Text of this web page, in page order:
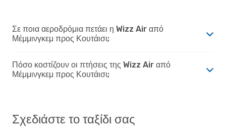
Σε ποια αεροδρόμια πετάει η Wizz Air από
Μέμμινγκεμ προς Κουτάισι;
Πόσο κοστίζουν οι πτήσεις της Wizz Air από
Μέμμινγκεμ προς Κουτάισι;
Σχεδιάστε το ταξίδι σας